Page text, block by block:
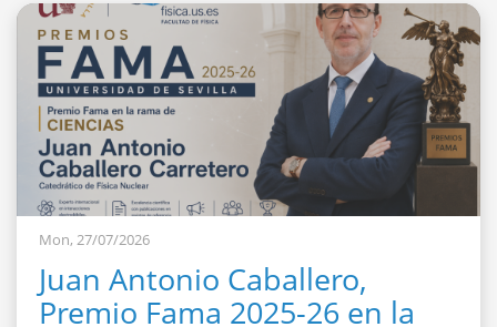
Mon, 27/07/2026
Juan Antonio Caballero,
Premio Fama 2025-26 en la